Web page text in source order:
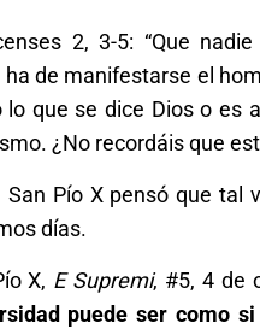
2, 3-5: “Que
de manifestarse el
que se dice Dios o es
¿No recordáis que
San Pío X pensó que
días.
X, E Supremi, #5, 4 de
puede ser como